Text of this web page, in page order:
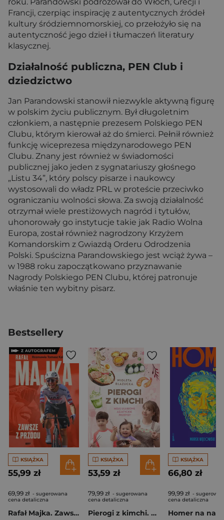
Francji, czerpiąc inspirację z autentycznych źródeł
kultury śródziemnomorskiej, co przełożyło się na
autentyczność jego dzieł i tłumaczeń literatury
klasycznej.
Działalność publiczna, PEN Club i
dziedzictwo
Jan Parandowski stanowił niezwykle aktywną figurę
w polskim życiu publicznym. Był długoletnim
członkiem, a następnie prezesem Polskiego PEN
Clubu, którym kierował aż do śmierci. Pełnił również
funkcję wiceprezesa międzynarodowego PEN
Clubu. Znany jest również w świadomości
publicznej jako jeden z sygnatariuszy głośnego
„Listu 34”, który polscy pisarze i naukowcy
wystosowali do władz PRL w proteście przeciwko
ograniczaniu wolności słowa. Za swoją działalność
otrzymał wiele prestiżowych nagród i tytułów,
uhonorowały go instytucje takie jak Radio Wolna
Europa, został również nagrodzony Krzyżem
Komandorskim z Gwiazdą Orderu Odrodzenia
Polski. Spuścizna Parandowskiego jest wciąż żywa –
w 1988 roku zapoczątkowano przyznawanie
Nagrody Polskiego PEN Clubu, której patronuje
właśnie ten wybitny pisarz.
Bestsellery
KSIĄŻKA
55,99 zł
69,99 zł - sugerowana
cena detaliczna
Rafał Majka. Zawsze z przodu. Rozmawia Tomasz Kalemba - książka z autografem
KSIĄŻKA
53,59 zł
79,99 zł - sugerowana
cena detaliczna
Pierogi z kimchi. Moje ulubione azjatyckie przepisy
KSIĄŻKA
66,80 zł
99,99 zł -
cena detaliczna